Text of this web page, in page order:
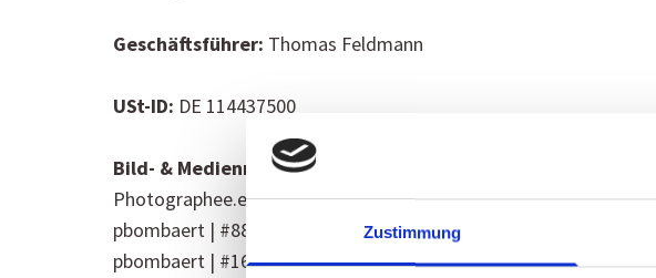
Zustimmung
Geschäftsführer: Thomas Feldmann
USt-ID: DE 114437500
Bild- & Mediennachweis:
Photographee.eu | #86281957 | Adobe.Stock
pbombaert | #88069930 | Adobe.Stock
pbombaert | #166205009 | Adobe.Stock